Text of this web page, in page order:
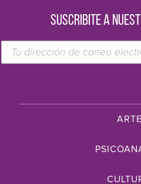
SUSCRIBITE A
ARTE